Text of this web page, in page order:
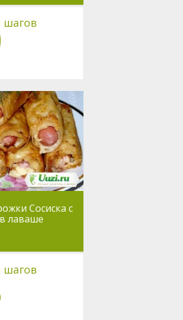
шагов
Сосиска с
лаваше
шагов